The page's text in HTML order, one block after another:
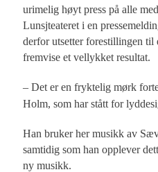
urimelig høyt press på alle
Lunsjteateret i en
derfor utsetter forestillingen til
fremvise et vellykket resultat.
–Det er en fryktelig mørk
Holm, som har stått for
Han bruker her musikk av
samtidig som han opplever
ny musikk.